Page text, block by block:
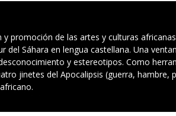
promoción de las artes y culturas
del Sáhara en lengua castellana. Una
y estereotipos. Como
jinetes del Apocalipsis (guerra,